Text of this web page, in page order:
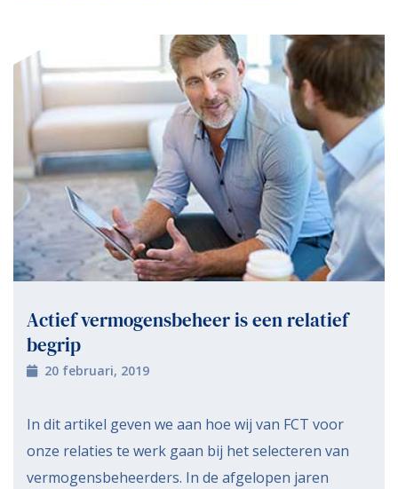
Actief vermogensbeheer is een relatief
begrip
20 februari, 2019
In dit artikel geven we aan hoe wij van FCT voor
onze relaties te werk gaan bij het selecteren van
vermogensbeheerders. In de afgelopen jaren